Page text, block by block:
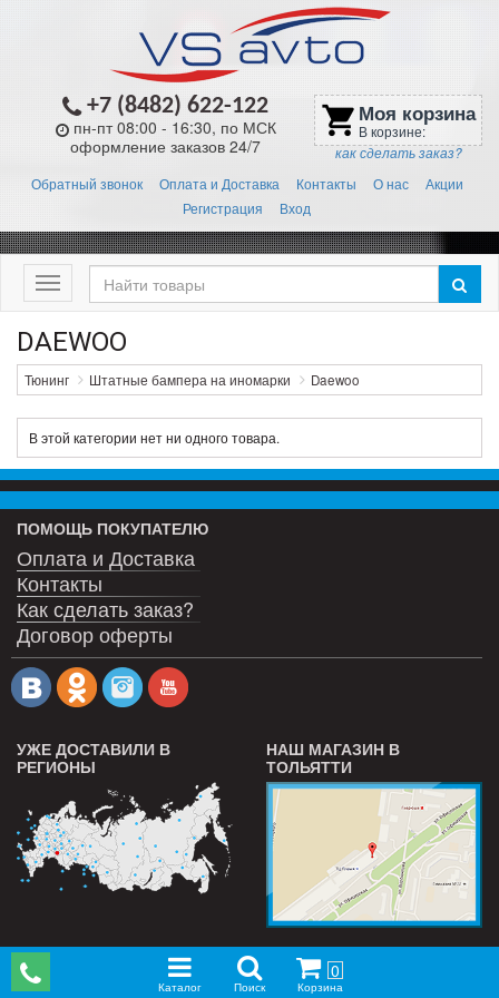
+7 (8482) 622-122
пн-пт 08:00 - 16:30, по МСК
оформление заказов 24/7
shopping_cart Моя корзина
В корзине:
как сделать заказ?
Обратный звонок Оплата и Доставка Контакты О нас
Акции
Регистрация
Вход
Меню
DAEWOO
Тюнинг Штатные бампера на иномарки Daewoo
В этой категории нет ни одного товара.
ПОМОЩЬ ПОКУПАТЕЛЮ
Оплата и Доставка
Контакты
Как сделать заказ?
Договор оферты
УЖЕ ДОСТАВИЛИ В
РЕГИОНЫ
НАШ МАГАЗИН В
ТОЛЬЯТТИ
Каталог Поиск
0
Корзина